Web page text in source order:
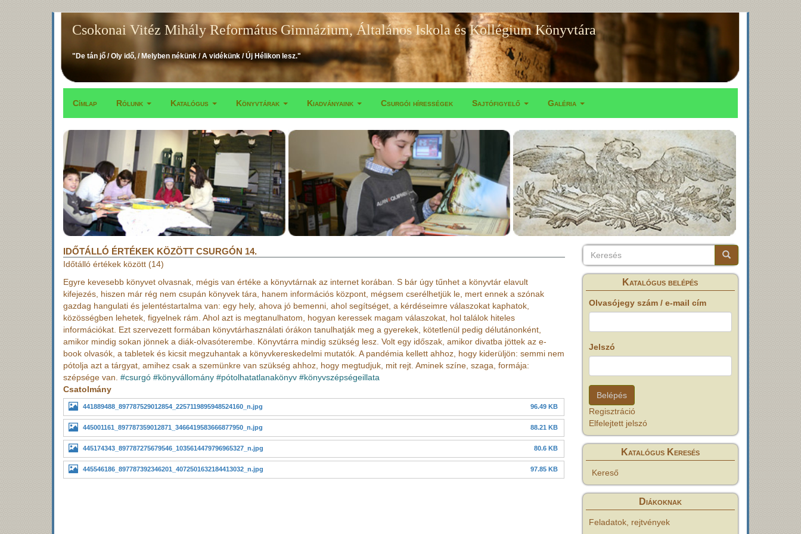
Csokonai Vitéz Mihály Református Gimnázium, Általános Iskola és Kollégium Könyvtára
"De tán jő / Oly idő, / Melyben nékünk / A vidékünk / Új Hélikon lesz."
Fő
navigáció
Címlap Rólunk Katalógus Könyvtárak Kiadványaink Csurgói hírességek Sajtófigyelő Galéria
IDŐTÁLLÓ ÉRTÉKEK KÖZÖTT CSURGÓN 14.
Időtálló értékek között (14)
Egyre kevesebb könyvet olvasnak, mégis van értéke a könyvtárnak az internet korában. S bár úgy tűnhet a könyvtár elavult
kifejezés, hiszen már rég nem csupán könyvek tára, hanem információs központ, mégsem cserélhetjük le, mert ennek a szónak
gazdag hangulati és jelentéstartalma van: egy hely, ahova jó bemenni, ahol segítséget, a kérdéseimre válaszokat kaphatok,
közösségben lehetek, figyelnek rám. Ahol azt is megtanulhatom, hogyan keressek magam válaszokat, hol találok hiteles
információkat. Ezt szervezett formában könyvtárhasználati órákon tanulhatják meg a gyerekek, kötetlenül pedig délutánonként,
amikor mindig sokan jönnek a diák-olvasóterembe. Könyvtárra mindig szükség lesz. Volt egy időszak, amikor divatba jöttek az e-
book olvasók, a tabletek és kicsit megzuhantak a könyvkereskedelmi mutatók. A pandémia kellett ahhoz, hogy kiderüljön: semmi nem
pótolja azt a tárgyat, amihez csak a szemünkre van szükség ahhoz, hogy megtudjuk, mit rejt. Aminek színe, szaga, formája:
szépsége van. #csurgó #könyvállomány #pótolhatatlanakönyv #könyvszépségeillata
Csatolmány
441889488_897787529012854_2257119895948524160_n.jpg 96.49 KB
445001161_897787359012871_3466419583666877950_n.jpg 88.21 KB
445174343_897787275679546_1035614479796965327_n.jpg 80.6 KB
445546186_897787392346201_4072501632184413032_n.jpg 97.85 KB
Keresés
Keresés Keresés
Katalógus belépés
Olvasójegy szám / e-mail cím
Jelszó
Regisztráció
Elfelejtett jelszó
Katalógus Keresés
Kereső
Diákoknak
Feladatok, rejtvények